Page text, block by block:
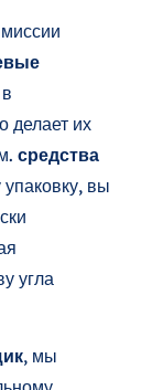
делает их
средства
вы
угла
, мы